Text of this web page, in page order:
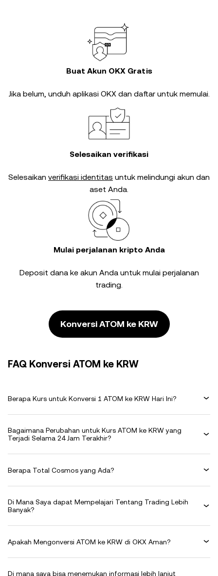
Buat Akun OKX Gratis
Jika belum, unduh aplikasi OKX dan daftar untuk memulai.
Selesaikan verifikasi
Selesaikan verifikasi identitas untuk melindungi akun dan
aset Anda.
Mulai perjalanan kripto Anda
Deposit dana ke akun Anda untuk mulai perjalanan
trading.
Konversi ATOM ke KRW
FAQ Konversi ATOM ke KRW
Berapa Kurs untuk Konversi 1 ATOM ke KRW Hari Ini?
Bagaimana Perubahan untuk Kurs ATOM ke KRW yang
Terjadi Selama 24 Jam Terakhir?
Berapa Total Cosmos yang Ada?
Di Mana Saya dapat Mempelajari Tentang Trading Lebih
Banyak?
Apakah Mengonversi ATOM ke KRW di OKX Aman?
Di mana saya bisa menemukan informasi lebih lanjut